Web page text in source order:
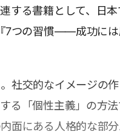
する書籍として、日本
7つの習慣――成功に
社交的なイメージの作
る「個性主義」の方
面にある人格的な部分